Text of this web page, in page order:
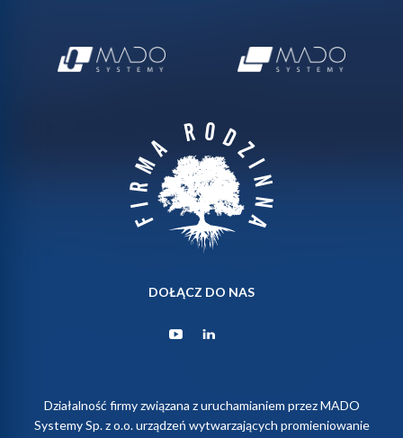
DOŁĄCZ DO NAS
Działalność firmy związana z uruchamianiem przez MADO
Systemy Sp. z o.o. urządzeń wytwarzających promieniowanie